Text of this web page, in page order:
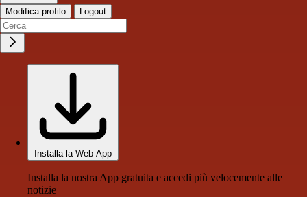
Modifica profilo Logout
Installa la Web App
Installa la nostra App gratuita e accedi più velocemente alle
notizie